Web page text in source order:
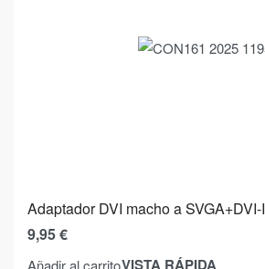
Adaptador DVI macho a
9,95€
Añadir al carritoVISTA RÁPIDA